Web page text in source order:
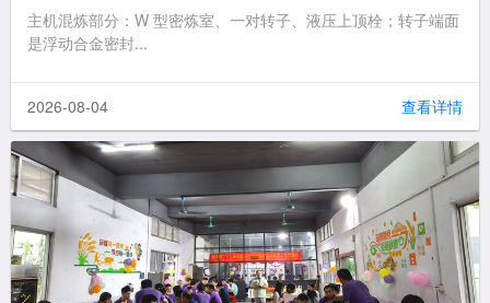
主机混炼部分：W 型密炼室、一对转子、液压上顶栓；转子端面
是浮动合金密封...
2026-08-04 查看详情